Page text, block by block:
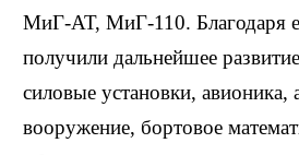
МиГ-АТ,МиГ-110. Благодаря
получили дальнейшее
силовые установки, авионика,
вооружение, бортовое